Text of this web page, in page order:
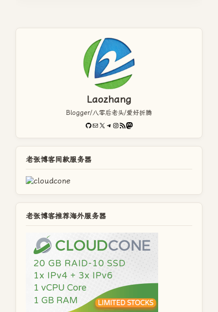
Laozhang
Blogger/八零后老头/爱好折腾
GitHub
电子邮件X Telegram
Instagram
RSS FeedMastodon
老张博客同款服务器
老张博客推荐海外服务器